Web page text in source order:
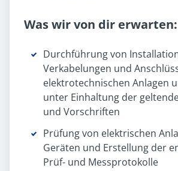
Was wir von dir erwarten:
Durchführung von
Verkabelungen und
elektrotechnischen Anlagen
unter Einhaltung der
und Vorschriften
Prüfung von elektrischen
Geräten und Erstellung der
Prüf- und Messprotokolle